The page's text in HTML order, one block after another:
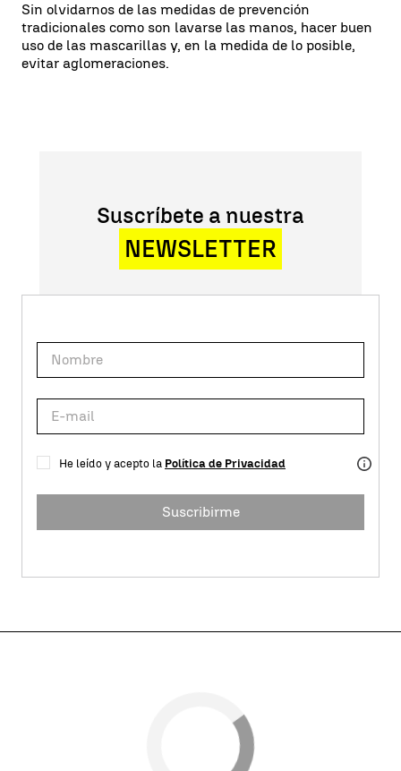
Sin olvidarnos de las medidas de prevención
tradicionales como son lavarse las manos, hacer buen
uso de las mascarillas y, en la medida de lo posible,
evitar aglomeraciones.
Suscríbete a nuestra
NEWSLETTER
He leído y acepto la Política de Privacidad
Suscribirme